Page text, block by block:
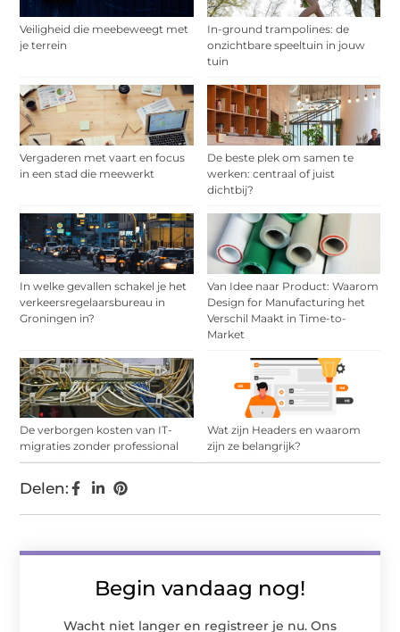
Veiligheid die meebeweegt met
je terrein
In-ground trampolines: de
onzichtbare speeltuin in jouw
tuin
Vergaderen met vaart en focus
in een stad die meewerkt
De beste plek om samen te
werken: centraal of juist
dichtbij?
In welke gevallen schakel je het
verkeersregelaarsbureau in
Groningen in?
Van Idee naar Product: Waarom
Design for Manufacturing het
Verschil Maakt in Time-to-
Market
De verborgen kosten van IT-
migraties zonder professional
Wat zijn Headers en waarom
zijn ze belangrijk?
Begin vandaag nog!
Wacht niet langer en registreer je nu. Ons
Delen: